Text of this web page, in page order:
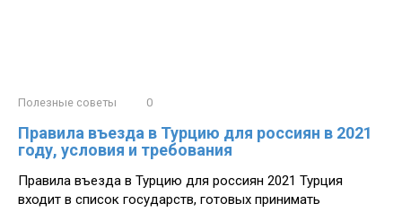
Полезные советы 0
Правила въезда в Турцию для россиян в 2021
году, условия и требования
Правила въезда в Турцию для россиян 2021 Турция
входит в список государств, готовых принимать